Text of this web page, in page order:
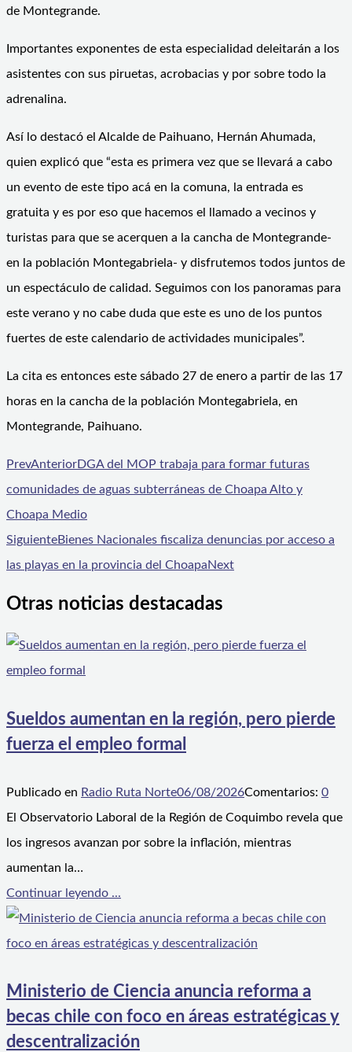
de Montegrande.
Importantes exponentes de esta especialidad deleitarán a los
asistentes con sus piruetas, acrobacias y por sobre todo la
adrenalina.
Así lo destacó el Alcalde de Paihuano, Hernán Ahumada,
quien explicó que “esta es primera vez que se llevará a cabo
un evento de este tipo acá en la comuna, la entrada es
gratuita y es por eso que hacemos el llamado a vecinos y
turistas para que se acerquen a la cancha de Montegrande-
en la población Montegabriela- y disfrutemos todos juntos de
un espectáculo de calidad. Seguimos con los panoramas para
este verano y no cabe duda que este es uno de los puntos
fuertes de este calendario de actividades municipales”.
La cita es entonces este sábado 27 de enero a partir de las 17
horas en la cancha de la población Montegabriela, en
Montegrande, Paihuano.
PrevAnteriorDGA del MOP trabaja para formar futuras
comunidades de aguas subterráneas de Choapa Alto y
Choapa Medio
SiguienteBienes Nacionales fiscaliza denuncias por acceso a
las playas en la provincia del ChoapaNext
Otras noticias destacadas
Sueldos aumentan en la región, pero pierde
fuerza el empleo formal
Publicado en Radio Ruta Norte06/08/2026Comentarios: 0
El Observatorio Laboral de la Región de Coquimbo revela que
los ingresos avanzan por sobre la inflación, mientras
aumentan la…
Continuar leyendo ...
Ministerio de Ciencia anuncia reforma a
becas chile con foco en áreas estratégicas y
descentralización